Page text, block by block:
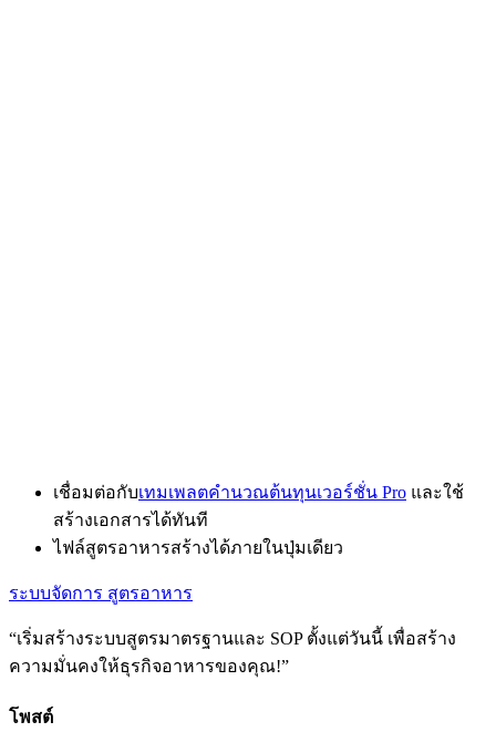
เชื่อมต่อกับเทมเพลตคำนวณต้นทุนเวอร์ชั่น Pro และใช้
สร้างเอกสารได้ทันที
ไฟล์สูตรอาหารสร้างได้ภายในปุ่มเดียว
ระบบจัดการ สูตรอาหาร
“เริ่มสร้างระบบสูตรมาตรฐานและ SOP ตั้งแต่วันนี้ เพื่อสร้าง
ความมั่นคงให้ธุรกิจอาหารของคุณ!”
โพสต์